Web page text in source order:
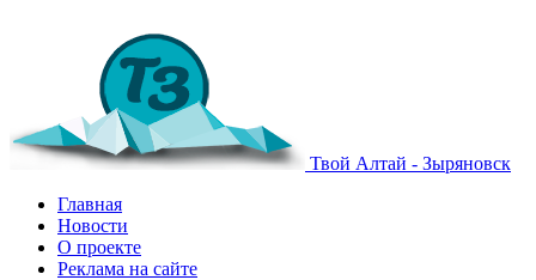
Твой Алтай - Зыряновск
Главная
Новости
О проекте
Реклама на сайте